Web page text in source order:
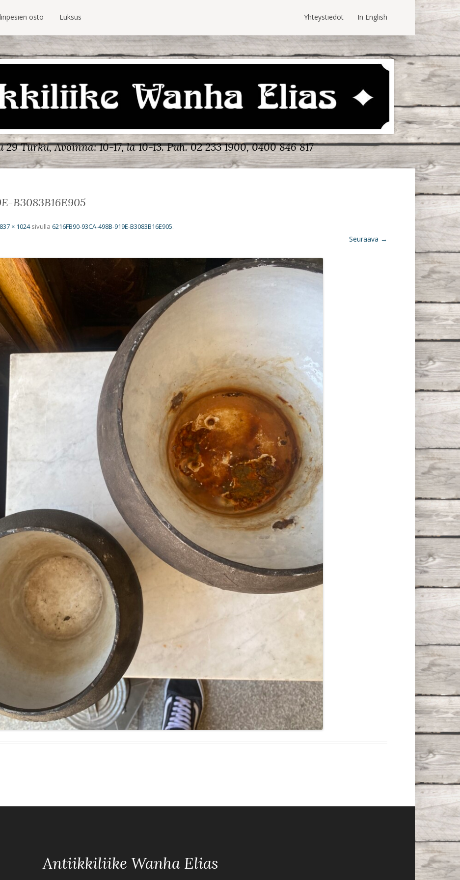
osto Luksus In English
Yhteystiedot
Turku, Avoinna: 10-17, la 10-13.Puh. 02 233 1900, 0400 846 817
B3083B16E905
837 × 1024sivulla 6216FB90-93CA-498B-919E-B3083B16E905.
Seuraava →
Antiikkiliike Wanha Elias